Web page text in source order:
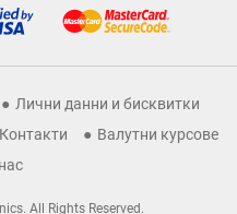
Лични данни и бисквитки
Контакти
Валутни курсове
All Rights Reserved.